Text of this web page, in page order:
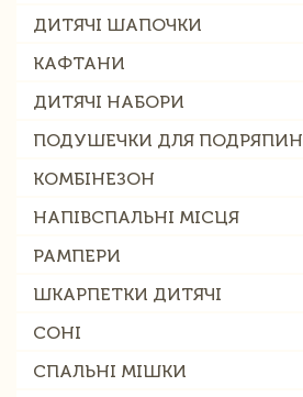
ДИТЯЧІ ШАПОЧКИ
КАФТАНИ
ДИТЯЧІ НАБОРИ
ПОДУШЕЧКИ ДЛЯ ПОДРЯПИН
КОМБІНЕЗОН
НАПІВСПАЛЬНІ МІСЦЯ
РАМПЕРИ
ШКАРПЕТКИ ДИТЯЧІ
СОНІ
СПАЛЬНІ МІШКИ